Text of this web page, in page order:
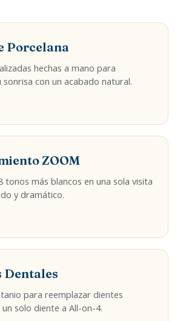
Porcelana
hechas a mano para
con un acabado natural.
ZOOM
tonos más blancos en una sola visita
y dramático.
para reemplazar dientes
solo diente a All-on-4.